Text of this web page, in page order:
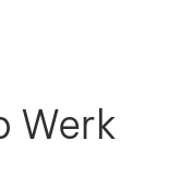
Werk